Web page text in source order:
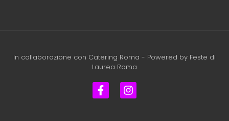
In collaborazione con Catering Roma - Powered by Feste di
Laurea Roma